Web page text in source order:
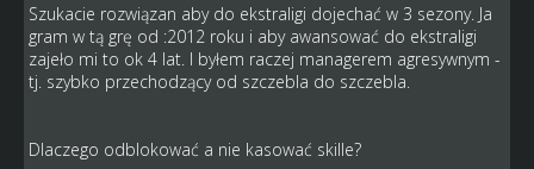
Szukacie rozwiązan aby do ekstraligi dojechać w 3 sezony. Ja
gram w tą grę od :2012 roku i aby awansować do ekstraligi
zajeło mi to ok 4 lat. I byłem raczej managerem agresywnym -
tj. szybko przechodzący od szczebla do szczebla.
Dlaczego odblokować a nie kasować skille?